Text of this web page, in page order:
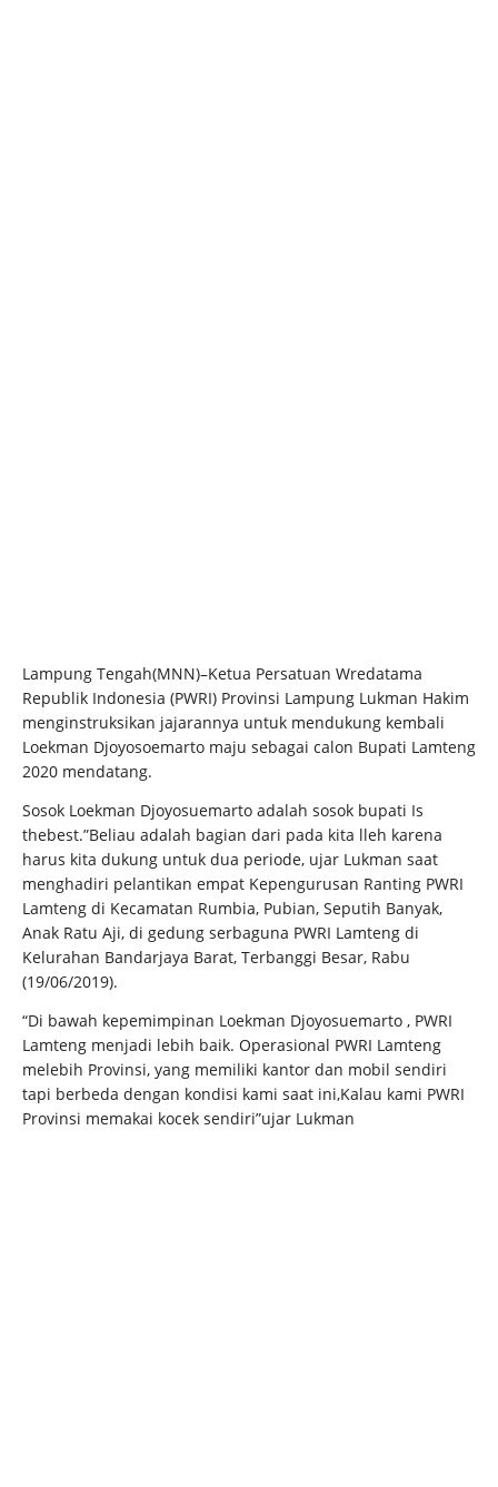
Lampung Tengah(MNN)–Ketua Persatuan Wredatama
Republik Indonesia (PWRI) Provinsi Lampung Lukman Hakim
menginstruksikan jajarannya untuk mendukung kembali
Loekman Djoyosoemarto maju sebagai calon Bupati Lamteng
2020 mendatang.
Sosok Loekman Djoyosuemarto adalah sosok bupati Is
thebest.”Beliau adalah bagian dari pada kita lleh karena
harus kita dukung untuk dua periode, ujar Lukman saat
menghadiri pelantikan empat Kepengurusan Ranting PWRI
Lamteng di Kecamatan Rumbia, Pubian, Seputih Banyak,
Anak Ratu Aji, di gedung serbaguna PWRI Lamteng di
Kelurahan Bandarjaya Barat, Terbanggi Besar, Rabu
(19/06/2019).
“Di bawah kepemimpinan Loekman Djoyosuemarto , PWRI
Lamteng menjadi lebih baik. Operasional PWRI Lamteng
melebih Provinsi, yang memiliki kantor dan mobil sendiri
tapi berbeda dengan kondisi kami saat ini,Kalau kami PWRI
Provinsi memakai kocek sendiri”ujar Lukman